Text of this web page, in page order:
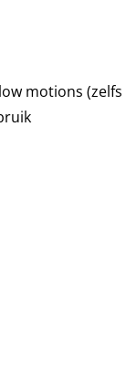
motions (zelfs